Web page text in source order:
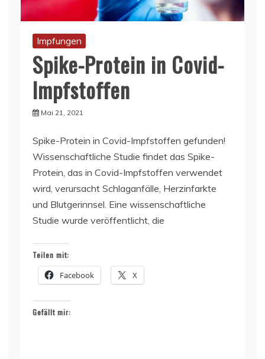
Impfungen
Spike-Protein in Covid-
Impfstoffen
Mai 21, 2021
Spike-Protein in Covid-Impfstoffen gefunden!
Wissenschaftliche Studie findet das Spike-
Protein, das in Covid-Impfstoffen verwendet
wird, verursacht Schlaganfälle, Herzinfarkte
und Blutgerinnsel. Eine wissenschaftliche
Studie wurde veröffentlicht, die
Teilen mit:
Facebook X
Gefällt mir: